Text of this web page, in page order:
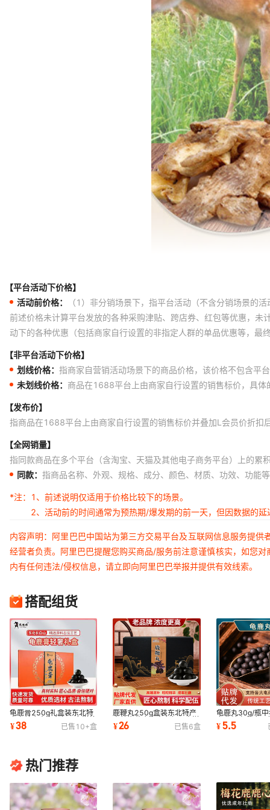
【平台活动下价格】
活动前价格：
（1）非分销场景下，指平台活动（不含分销场景的
前述价格未计算平台发放的各种采购津贴、跨店券、红包等优惠，
动下的各种优惠（包括商家自行设置的非指定人群的单品优惠等，
【非平台活动下价格】
划线价格： 指商家自营销活动场景下的商品价格，该价格不包含平
未划线价格： 商品在1688平台上由商家自行设置的销售标价，具
【发布价】
指商品在1688平台上由商家自行设置的销售标价并叠加L会员价折扣
【全网销量】
指同款商品在多个平台（含淘宝、天猫及其他电子商务平台）上的累
同款： 指商品名称、外观、规格、成分、颜色、材质、功效、功能
*注：
1、前述说明仅适用于价格比较下的场景。
2、活动前的时间通常为预热期/爆发期的前一天，但因数据的
内容声明：阿里巴巴中国站为第三方交易平台及互联网信息服务提
经营者负责。阿里巴巴提醒您购买商品/服务前注意谨慎核实，如您
内有任何违法/侵权信息，请立即向阿里巴巴举报并提供有效线索。
搭配组货
龟鹿膏250g礼盒装东北特
产吉林鹿乡中老年男女滋补
二仙膏丸代发
¥38 已售 10+盒
鹿鞭丸250g盒装东北特产
吉林梅花鹿乡中老年男士滋
补抖音快手同款
¥26 已售6盒
龟鹿丸30g/瓶中
东北特产龟鹿
音快手同款代发
¥5.5
热门推荐